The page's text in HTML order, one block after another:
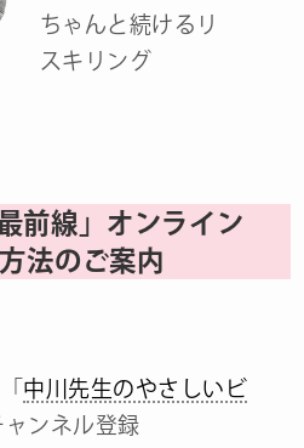
ちゃんと続けるリ
スキリング
前線」オンライン
法のご案内
中川先生のやさしいビ
ャンネル登録